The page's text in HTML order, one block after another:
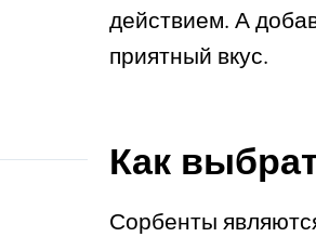
действием. А
приятный вкус.
Как
Сорбенты